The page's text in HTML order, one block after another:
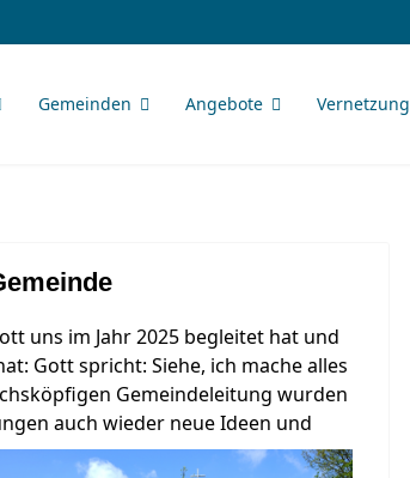
Gemeinden Angebote Vernetzung
uns im Jahr 2025 begleitet hat und
Gott spricht: Siehe, ich mache alles
Gemeindeleitung wurden
auch wieder neue Ideen und